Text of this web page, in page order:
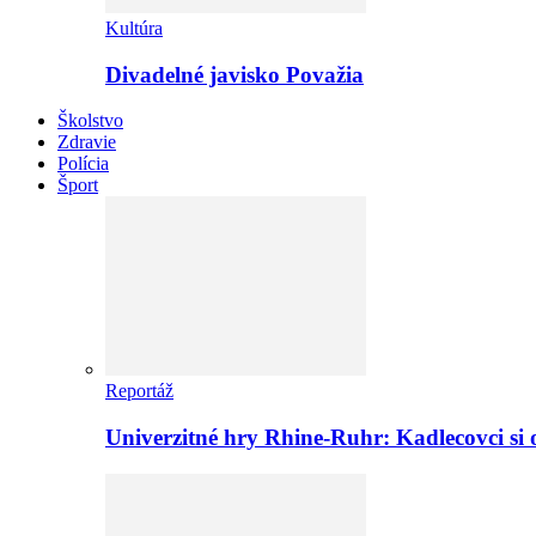
Kultúra
Divadelné javisko Považia
Školstvo
Zdravie
Polícia
Šport
Reportáž
Univerzitné hry Rhine-Ruhr: Kadlecovci si